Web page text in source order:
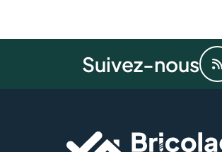
Suivez-nous